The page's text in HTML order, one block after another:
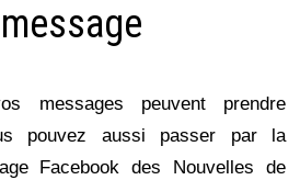
messages peuvent prendre
pouvez aussi passer par la
Facebook des Nouvelles de